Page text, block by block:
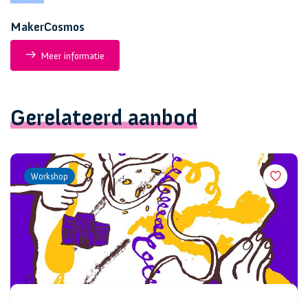
MakerCosmos
Meer informatie
Gerelateerd aanbod
Workshop